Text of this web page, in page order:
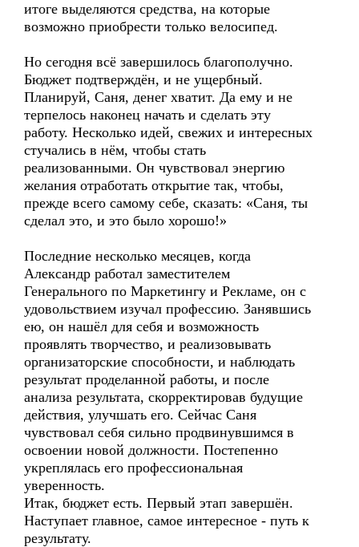
итоге выделяются средства, на которые
возможно приобрести только велосипед.
Но сегодня всё завершилось благополучно.
Бюджет подтверждён, и не ущербный.
Планируй, Саня, денег хватит. Да ему и не
терпелось наконец начать и сделать эту
работу. Несколько идей, свежих и интересных
стучались в нём, чтобы стать
реализованными. Он чувствовал энергию
желания отработать открытие так, чтобы,
прежде всего самому себе, сказать: «Саня, ты
сделал это, и это было хорошо!»
Последние несколько месяцев, когда
Александр работал заместителем
Генерального по Маркетингу и Рекламе, он с
удовольствием изучал профессию. Занявшись
ею, он нашёл для себя и возможность
проявлять творчество, и реализовывать
организаторские способности, и наблюдать
результат проделанной работы, и после
анализа результата, скорректировав будущие
действия, улучшать его. Сейчас Саня
чувствовал себя сильно продвинувшимся в
освоении новой должности. Постепенно
укреплялась его профессиональная
уверенность.
Итак, бюджет есть. Первый этап завершён.
Наступает главное, самое интересное - путь к
результату.